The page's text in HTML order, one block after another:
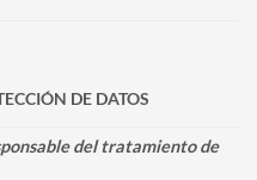
DE DATOS
del tratamiento de